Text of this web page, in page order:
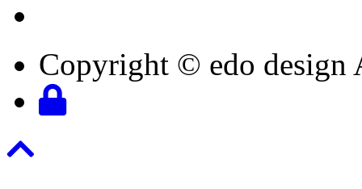
Copyright © edo design